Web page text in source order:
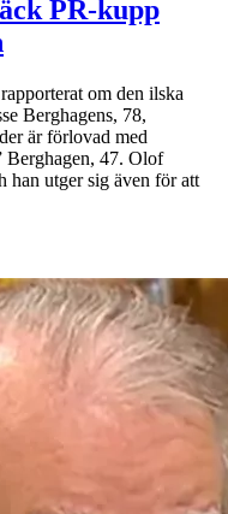
PR-kupp
om den ilska
Berghagens, 78,
är förlovad med
Berghagen, 47. Olof
han utger sig även för att